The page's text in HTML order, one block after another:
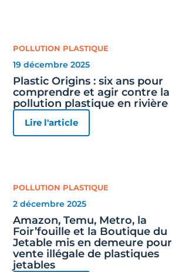
POLLUTION PLASTIQUE
19 décembre 2025
Plastic Origins : six ans pour
comprendre et agir contre la
pollution plastique en rivière
Lire l'article
POLLUTION PLASTIQUE
2 décembre 2025
Amazon, Temu, Metro, la
Foir’fouille et la Boutique du
Jetable mis en demeure pour
vente illégale de plastiques
jetables